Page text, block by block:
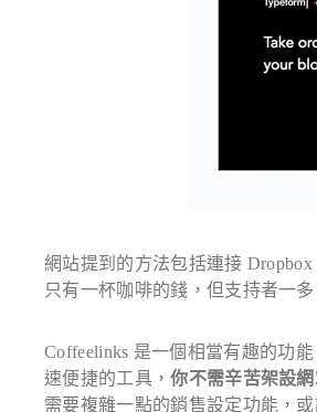
網站提到的方法包括連接
只有一杯咖啡的錢，但支持者一
Coffeelinks 是一個相當有趣的功
速便捷的工具，你不需辛苦架設
需要複雜一點的銷售設定功能，